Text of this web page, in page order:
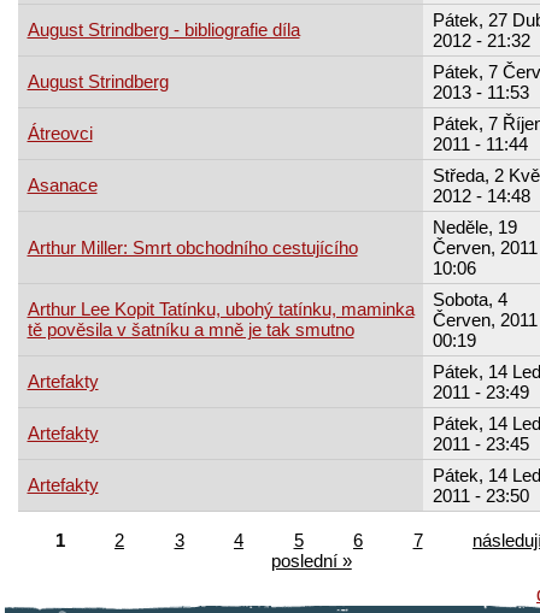
August Strindberg - bibliografie díla
Pátek, 27
2012 - 21:32
August Strindberg
Pátek, 7
2013 - 11:53
Átreovci
Pátek, 7
2011 - 11:44
Asanace
Středa, 2
2012 - 14:48
Arthur Miller: Smrt obchodního cestujícího
Neděle, 19
Červen,
10:06
Arthur Lee Kopit Tatínku, ubohý tatínku, maminka
tě pověsila v šatníku a mně je tak smutno
Sobota, 4
Červen,
00:19
Artefakty
Pátek, 14
2011 - 23:49
Artefakty
Pátek, 14
2011 - 23:45
Artefakty
Pátek, 14
2011 - 23:50
1 2 3 4 5 6 7
poslední »